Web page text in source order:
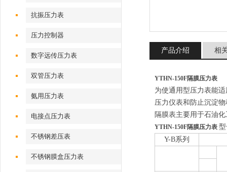
抗振压力表
压力控制器
数字远传压力表
双管压力表
氨用压力表
电接点压力表
不锈钢差压表
不锈钢膜盒压力表
产品介绍 相
YTHN-150F隔膜压力表
为使通用型压力表能
压力仪表和防止沉淀
隔膜表主要用于石油
YTHN-150F隔膜压力表
Y-B系列